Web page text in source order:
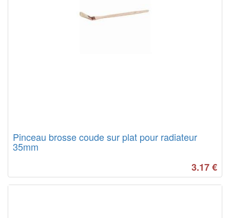
Pinceau brosse coude sur plat pour radiateur
35mm
3.17€